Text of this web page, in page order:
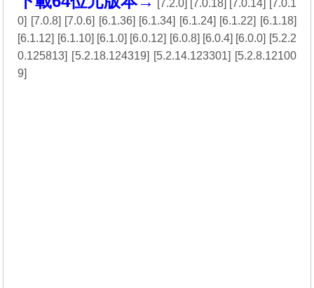
7.2.0 7.0.18 7.0.14
7.0.1
0] [7.0.8] [7.0.6] [6.1.36] [6.1.34] [6.1.24] [6.1.22] [6.1.18]
[6.1.12] [6.1.10] [6.1.0] [6.0.12] [6.0.8] [6.0.4] [6.0.0] [5.2.2
0.125813] [5.2.18.124319] [5.2.14.123301] [5.2.8.12100
9]